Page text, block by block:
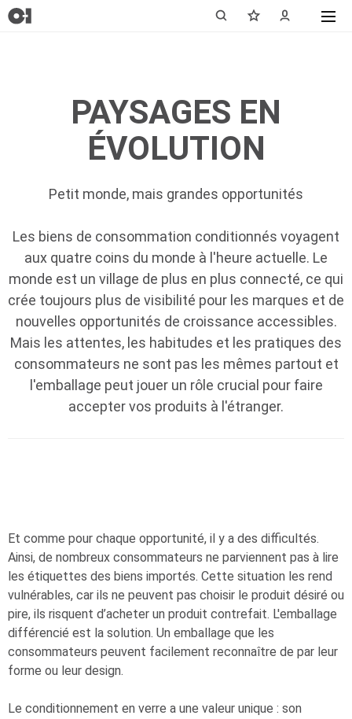
PAYSAGES EN
ÉVOLUTION
Petit monde, mais grandes opportunités
Les biens de consommation conditionnés voyagent
aux quatre coins du monde à l'heure actuelle. Le
monde est un village de plus en plus connecté, ce qui
crée toujours plus de visibilité pour les marques et de
nouvelles opportunités de croissance accessibles.
Mais les attentes, les habitudes et les pratiques des
consommateurs ne sont pas les mêmes partout et
l'emballage peut jouer un rôle crucial pour faire
accepter vos produits à l'étranger.
Et comme pour chaque opportunité, il y a des difficultés.
Ainsi, de nombreux consommateurs ne parviennent pas à lire
les étiquettes des biens importés. Cette situation les rend
vulnérables, car ils ne peuvent pas choisir le produit désiré ou
pire, ils risquent d’acheter un produit contrefait. L'emballage
différencié est la solution. Un emballage que les
consommateurs peuvent facilement reconnaître de par leur
forme ou leur design.
Le conditionnement en verre a une valeur unique : son